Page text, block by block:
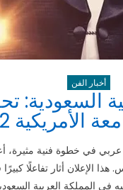
أخبار الفن
الأمريكية 2’
عربي في خطوة فنية
الإعلان أثار تفاعلًا
في المملكة العربية